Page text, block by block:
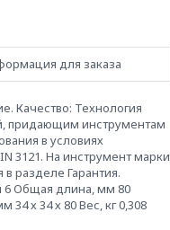
для заказа
Качество: Технология
придающим инструментам
в условиях
3121. На инструмент марки
разделе Гарантия.
6 Общая длина, мм 80
х 34 х 80 Вес, кг 0,308